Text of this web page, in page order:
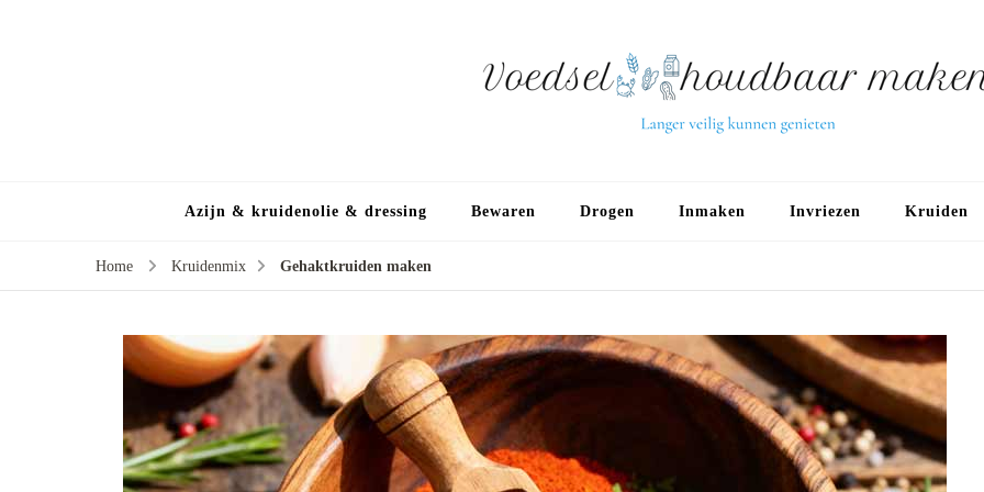
Azijn & kruidenolie & dressing Bewaren Drogen Inmaken Invriezen Kruiden
Home Kruidenmix Gehaktkruiden maken